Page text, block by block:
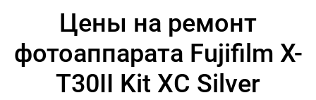
Цены на ремонт
фотоаппарата Fujifilm X-
T30II Kit XC Silver